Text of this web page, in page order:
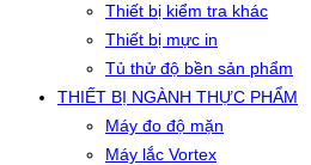
Thiết bị kiểm tra khác
Thiết bị mực in
Tủ thử độ bền sản phẩm
THIẾT BỊ NGÀNH THỰC PHẨM
Máy đo độ mặn
Máy lắc Vortex